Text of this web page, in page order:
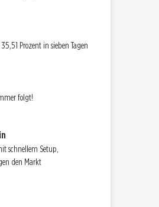
Prozent in sieben Tagen
folgt!
schnellem Setup,
den Markt